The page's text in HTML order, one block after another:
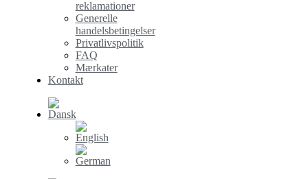
reklamationer
Generelle
handelsbetingelser
Privatlivspolitik
FAQ
Mærkater
Kontakt